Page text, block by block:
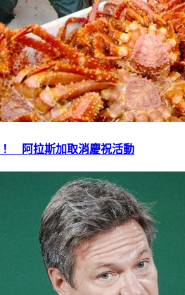
阿拉斯加取消慶祝活動